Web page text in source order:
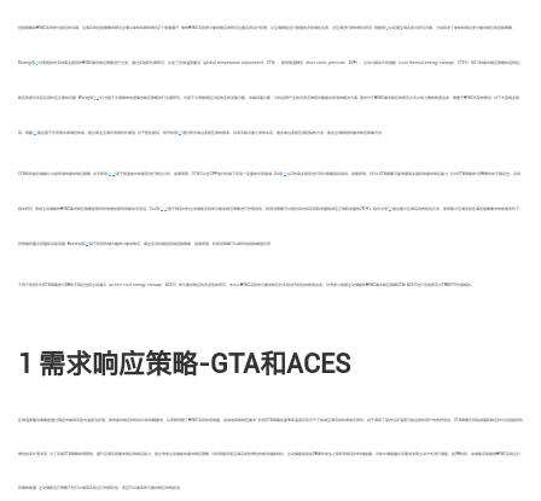
控制策略是HVAC系统参与响应的关键，空调系统控制策略的研究主要从单体和群体聚合2个层面展开. 单体HVAC系统参与需求响应的研究注重系统运行机理，从空调群组运行数量的宏观调控出发，对空调进行群体聚合研究. 程媛等 6 以定频空调系统为研究对象，分别综述了单体和聚合参与需求响应的控制策略.
Motegi等 7 对美国加州多种商业建筑的HVAC需求响应策略进行分类，通过实测和仿真研究，论述了区域温度重设（global temperature adjustment，GTA）、降低管道静压（duct static pressure，DSP）、主动与被动冷热储能（cool thermal energy storage，CTES）等13种需求响应策略的适用性、
响应效果及实际应用时应注意的问题. Wang等 8 10 针对基于冷源侧的快速需求响应策略进行全面研究，对基于冷源侧调控引起的系统流量分配、末端风量分配、冷机启停产生的负荷反弹等问题提出有效的解决方案. 国内对于HVAC需求响应的研究大多从电力侧的角度出发，侧重于HVAC负荷的聚合. 对于大型商业建
筑，周磊 提出基于负荷聚合商调控构架，建立商业空调负荷群优化模型. 对于居住建筑，杨济如等 12 通过研究单台变频空调的频率、功率及制冷量之间的关系，提出单台变频空调控制的方法，提出空调群组的需求响应削峰方法.
GTA和热能存储被认为是有效的需求响应策略. 张天伟等 13 14 基于美国加州的建筑进行理论分析，结果表明，GTA可以在CPP电价机制下实现一定量的负荷削减. Xu等 15 以2栋商业建筑进行预冷策略现场测试，结果表明，预冷+GTA策略可能改善商业建筑的需求响应能力. 针对GTA策略参与DR事件的不稳定性，没有
相关研究. 考虑主动储能的HVAC需求响应策略能够有效地增加建筑用能的灵活性，Cui等 16 17 基于相变材料主动储能系统参与需求响应策略进行仿真发现，利用该策略可以短时间内将系统耗电量削减至正常耗电量的28.9%. 陈东文等 18 提出蓄冷空调系统的规划方法，使得蓄冷空调系统在满足削峰要求的前提条件下，
获得最优蓄冷容量和设备容量. Baeten等 19 基于热泵和储水罐参与需求响应，提出多目标模型预测控制策略，结果表明，利用该策略可以降低电网的峰值负荷.
不同于现有针对GTA策略参与DR的不稳定性和主动储冷（active cool energy storage，ACES）参与需求响应的灵活性的研究，本文从HVAC系统参与需求响应时系统动态特性的角度出发，对考虑小规模主动储能的HVAC需求响应策略GTA+ACES进行实验研究与TRNSYS仿真模拟.
1 需求响应策略-GTA和ACES
区域温度重设策略是通过调控末端房间室内温度设定值，降低需求响应时段供冷或供暖需求，从而降低整个HVAC系统的用电量，完成电网的响应需求. 利用GTA策略在夏季高温高负荷天气下削减空调系统的用电负荷时，由于调高了室内设定温度可能会损失用户的热舒适性，GTA策略负荷削减量和响应时长会因建筑热
惯性的变化而改变. 为了克服GTA策略的局限性，提升空调系统需求响应的响应能力，建立考虑主动储能的需求响应策略. 与利用建筑或空调系统热惯性的被动储能相比，主动储能是指在DR事件发生之前利用相变材料储能罐、冷热水储能罐以及蓄电池等主动方式进行储能，在DR时段，由储能系统提供HVAC系统运行
所需的能量. 主动储能运行策略不但可以提高系统运行的稳定性，而且可以提高参与需求响应的稳定性.